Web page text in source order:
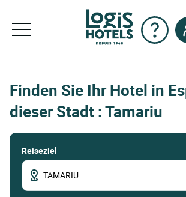
Finden Sie Ihr Hotel in
dieser Stadt : Tamariu
Reiseziel